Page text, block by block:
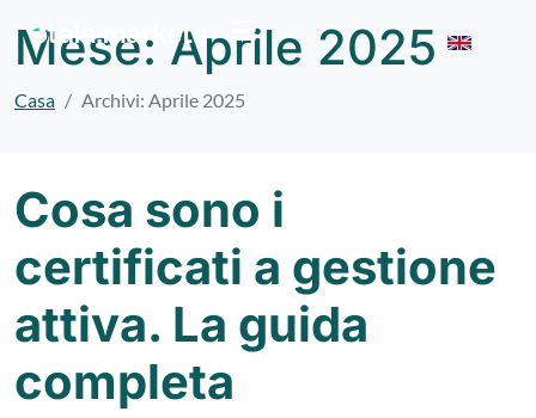
Mese: Aprile 2025
Casa Archivi: Aprile 2025
Cosa sono i
certificati a gestione
attiva. La guida
completa